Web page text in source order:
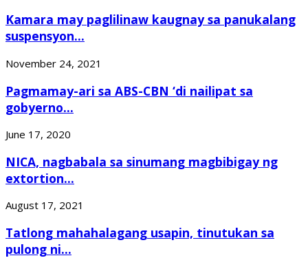
Kamara may paglilinaw kaugnay sa panukalang
suspensyon...
November 24, 2021
Pagmamay-ari sa ABS-CBN ‘di nailipat sa
gobyerno...
June 17, 2020
NICA, nagbabala sa sinumang magbibigay ng
extortion...
August 17, 2021
Tatlong mahahalagang usapin, tinutukan sa
pulong ni...